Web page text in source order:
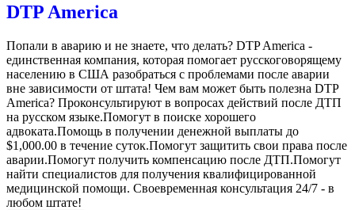
DTP America
Попали в аварию и не знаете, что делать? DTP America -
единственная компания, которая помогает русскоговорящему
населению в США разобраться с проблемами после аварии
вне зависимости от штата! Чем вам может быть полезна DTP
America? Проконсультируют в вопросах действий после ДТП
на русском языке.Помогут в поиске хорошего
адвоката.Помощь в получении денежной выплаты до
$1,000.00 в течение суток.Помогут защитить свои права после
аварии.Помогут получить компенсацию после ДТП.Помогут
найти специалистов для получения квалифицированной
медицинской помощи. Своевременная консультация 24/7 - в
любом штате!